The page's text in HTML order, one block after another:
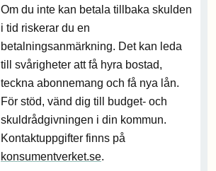
Om du inte kan betala tillbaka skulden
i tid riskerar du en
betalningsanmärkning. Det kan leda
till svårigheter att få hyra bostad,
teckna abonnemang och få nya lån.
För stöd, vänd dig till budget- och
skuldrådgivningen i din kommun.
Kontaktuppgifter finns på
konsumentverket.se.